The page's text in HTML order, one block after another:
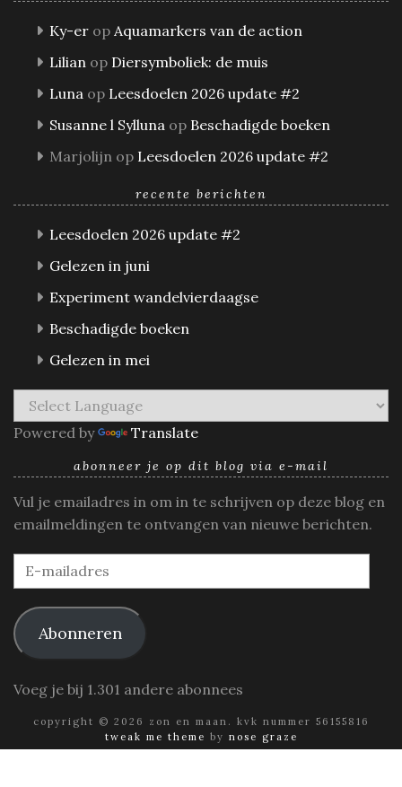
Ky-er op Aquamarkers van de action
Lilian op Diersymboliek: de muis
Luna op Leesdoelen 2026 update #2
Susanne l Sylluna op Beschadigde boeken
Marjolijn op Leesdoelen 2026 update #2
recente berichten
Leesdoelen 2026 update #2
Gelezen in juni
Experiment wandelvierdaagse
Beschadigde boeken
Gelezen in mei
Powered by Translate
abonneer je op dit blog via e-mail
Vul je emailadres in om in te schrijven op deze blog en
emailmeldingen te ontvangen van nieuwe berichten.
E-
mailadres
Abonneren
Voeg je bij 1.301 andere abonnees
copyright © 2026 zon en maan. kvk nummer 56155816
tweak me theme by nose graze